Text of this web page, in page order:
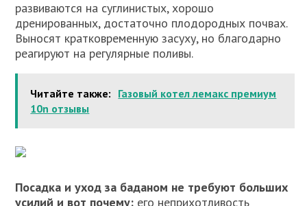
развиваются на суглинистых, хорошо
дренированных, достаточно плодородных почвах.
Выносят кратковременную засуху, но благодарно
реагируют на регулярные поливы.
Читайте также: Газовый котел лемакс премиум
10n отзывы
Посадка и уход за баданом не требуют больших
усилий и вот почему: его неприхотливость